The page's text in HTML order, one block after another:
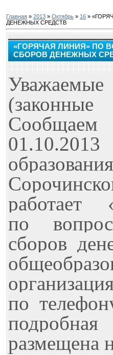
Главная » 2013 » Октябрь » 16 »
ДЕНЕЖНЫХ СРЕДСТВ
«ГОРЯЧАЯ ЛИНИЯ» ПО
СБОРОВ ДЕНЕЖНЫХ
(законные
01.10.2013
работает
по
сборов
по
размещена